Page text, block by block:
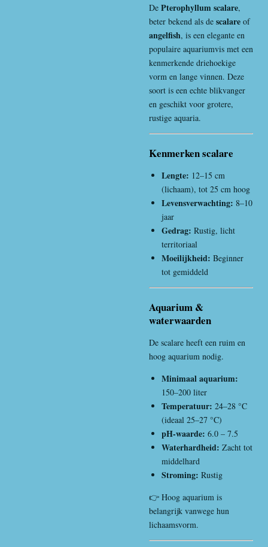
De Pterophyllum scalare,
beter bekend als de scalare of
angelfish, is een elegante en
populaire aquariumvis met een
kenmerkende driehoekige
vorm en lange vinnen. Deze
soort is een echte blikvanger
en geschikt voor grotere,
rustige aquaria.
Kenmerken scalare
Lengte: 12–15 cm
(lichaam), tot 25 cm hoog
Levensverwachting: 8–10
jaar
Gedrag: Rustig, licht
territoriaal
Moeilijkheid: Beginner
tot gemiddeld
Aquarium &
waterwaarden
De scalare heeft een ruim en
hoog aquarium nodig.
Minimaal aquarium:
150–200 liter
Temperatuur: 24–28 °C
(ideaal 25–27 °C)
pH-waarde: 6.0 – 7.5
Waterhardheid: Zacht tot
middelhard
Stroming: Rustig
👉 Hoog aquarium is
belangrijk vanwege hun
lichaamsvorm.